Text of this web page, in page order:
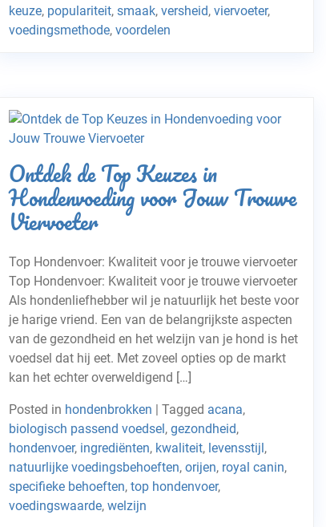
keuze, populariteit, smaak, versheid, viervoeter,
voedingsmethode, voordelen
Ontdek de Top Keuzes in
Hondenvoeding voor Jouw Trouwe
Viervoeter
Top Hondenvoer: Kwaliteit voor je trouwe viervoeter
Top Hondenvoer: Kwaliteit voor je trouwe viervoeter
Als hondenliefhebber wil je natuurlijk het beste voor
je harige vriend. Een van de belangrijkste aspecten
van de gezondheid en het welzijn van je hond is het
voedsel dat hij eet. Met zoveel opties op de markt
kan het echter overweldigend […]
Posted in hondenbrokken | Tagged acana,
biologisch passend voedsel, gezondheid,
hondenvoer, ingrediënten, kwaliteit, levensstijl,
natuurlijke voedingsbehoeften, orijen, royal canin,
specifieke behoeften, top hondenvoer,
voedingswaarde, welzijn